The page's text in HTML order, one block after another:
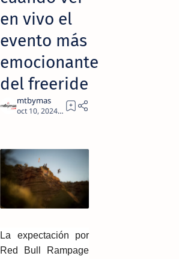
en vivo el
evento más
emocionante
del freeride
4
La expectación por
Red Bull Rampage